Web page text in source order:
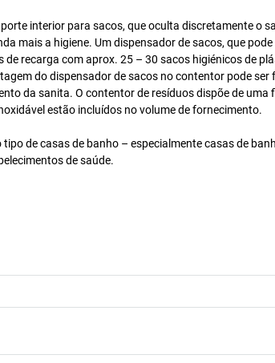
interior para sacos, que oculta discretamente o
mais a higiene. Um dispensador de sacos, que
recarga com aprox. 25 – 30 sacos higiénicos de
do dispensador de sacos no contentor pode ser
da sanita. O contentor de resíduos dispõe de uma
estão incluídos no volume de fornecimento.
de casas de banho – especialmente casas de
de saúde.